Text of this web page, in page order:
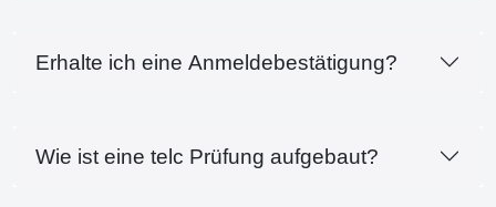
Erhalte ich eine Anmeldebestätigung?
Wie ist eine telc Prüfung aufgebaut?